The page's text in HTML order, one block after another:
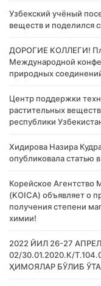
Узбекский учёный
веществ и поделился
ДОРОГИЕ КОЛЛЕГИ!
Международной
природных
Центр поддержки
растительных
республики
Хидирова Назира
опубликовала статью
Корейское Агентство
(KOICA) объявляет о
получения степени
химии!
2022 ЙИЛ 26-27
02/30.01.2020.К/
ҲИМОЯЛАР БЎЛИБ